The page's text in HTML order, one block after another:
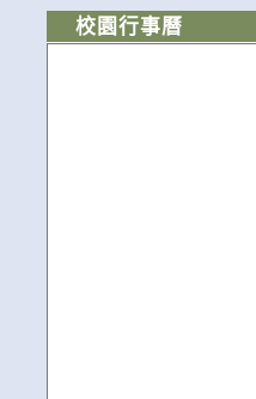
校園行事曆